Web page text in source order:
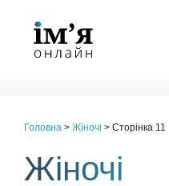
контенту
Головна > Жіночі > Сторінка 11
Жіночі